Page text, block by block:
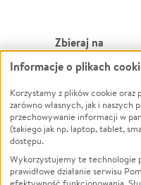
Zbieraj na
Leczenie
Zwierzęta
Pożar
Ukraina
Pomoc Finansowa
Informacje o plikach
Korzystamy z plików cookie
zarówno własnych, jak i
przechowywanie informacji w
(takiego jak np. laptop, tablet,
dostępu.
Wykorzystujemy te technologie
prawidłowe działanie serwisu